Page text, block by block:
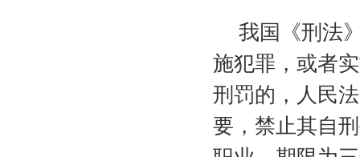
我国《刑法
施犯罪，或者
刑罚的，人民
要，禁止其自